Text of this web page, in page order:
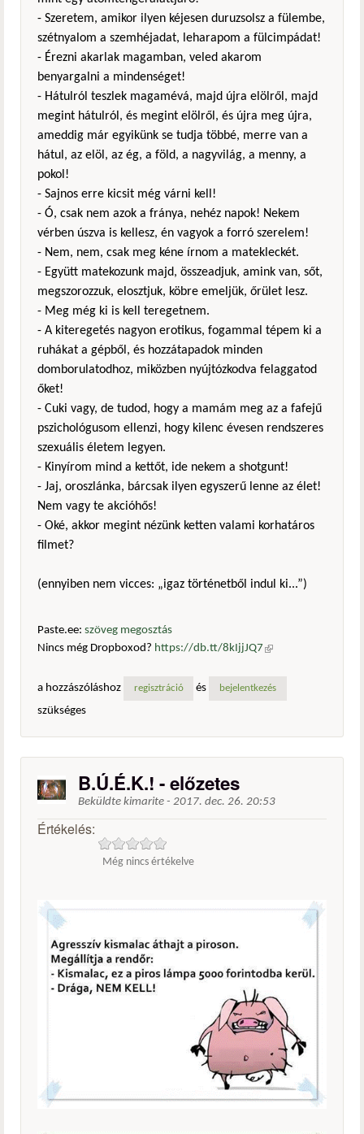
- Szeretem, amikor ilyen kéjesen duruzsolsz a fülembe,
szétnyalom a szemhéjadat, leharapom a fülcimpádat!
- Érezni akarlak magamban, veled akarom
benyargalni a mindenséget!
- Hátulról teszlek magamévá, majd újra elölről, majd
megint hátulról, és megint elölről, és újra meg újra,
ameddig már egyikünk se tudja többé, merre van a
hátul, az elöl, az ég, a föld, a nagyvilág, a menny, a
pokol!
- Sajnos erre kicsit még várni kell!
- Ó, csak nem azok a fránya, nehéz napok! Nekem
vérben úszva is kellesz, én vagyok a forró szerelem!
- Nem, nem, csak meg kéne írnom a matekleckét.
- Együtt matekozunk majd, összeadjuk, amink van, sőt,
megszorozzuk, elosztjuk, köbre emeljük, őrület lesz.
- Meg még ki is kell teregetnem.
- A kiteregetés nagyon erotikus, fogammal tépem ki a
ruhákat a gépből, és hozzátapadok minden
domborulatodhoz, miközben nyújtózkodva felaggatod
őket!
- Cuki vagy, de tudod, hogy a mamám meg az a fafejű
pszichológusom ellenzi, hogy kilenc évesen rendszeres
szexuális életem legyen.
- Kinyírom mind a kettőt, ide nekem a shotgunt!
- Jaj, oroszlánka, bárcsak ilyen egyszerű lenne az élet!
Nem vagy te akcióhős!
- Oké, akkor megint nézünk ketten valami korhatáros
filmet?
(ennyiben nem vicces: „igaz történetből indul ki...”)
Paste.ee: szöveg megosztás
Nincs még Dropboxod? https://db.tt/8kIjjJQ7 (külső
a hozzászóláshoz
regisztráció és bejelentkezés
szükséges
B.Ú.É.K.! - előzetes
Beküldte kimarite - 2017. dec. 26. 20:53
Értékelés:
Még nincs értékelve